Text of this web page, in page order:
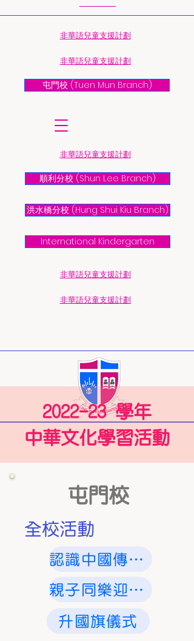
​非華語兒童支援計劃
​非華語兒童支援計劃
屯門校 (Tuen Mun Branch)
​非華語兒童支援計劃
順利分校 (Shun Lee Branch)
洪水橋分校 (Hung Shui Kiu Branch)
International Kindergarten
​非華語兒童支援計劃
​非華語兒童支援計劃
2022-23 學年
中華文化學習活動
屯門校
全校活動
認識中國傳統節日 - 中秋節
親子同樂迎新春
升國旗儀式